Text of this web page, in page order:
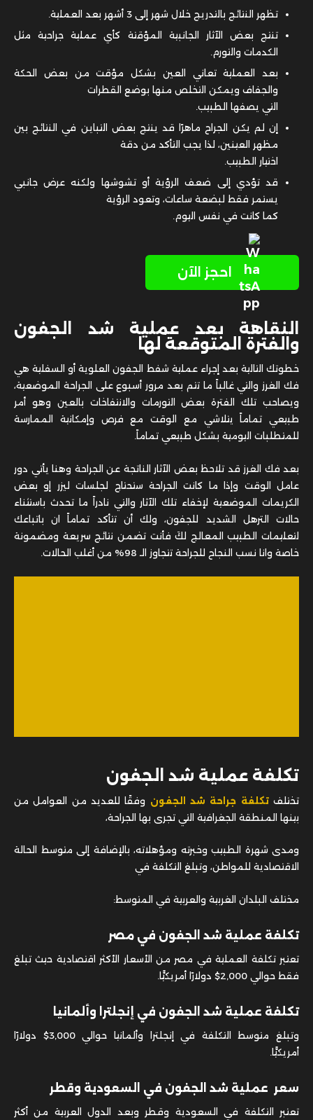
تظهر النتائج بالتدريج خلال شهر إلى 3 أشهر بعد العملية.
تنتج بعض الآثار الجانبية المؤقتة كأي عملية جراحية مثل
الكدمات والتورم.
بعد العملية تعاني العين بشكل مؤقت من بعض الحكة
والجفاف ويمكن التخلص منها بوضع القطرات
التي يصفها الطبيب.
إن لم يكن الجراح ماهرًا قد ينتج بعض التباين في النتائج بين
مظهر العينين، لذا يجب التأكد من دقة
اختيار الطبيب.
قد تؤدي إلى ضعف الرؤية أو تشوشها ولكنه عرض جانبي
يستمر فقط لبضعة ساعات، وتعود الرؤية
كما كانت في نفس اليوم.
احجز الآن
النقاهة بعد عملية شد الجفون
والفترة المتوقعة لها
خطوتك التالية بعد إجراء عملية شفط الجفون العلوية أو السفلية هي
فك الغرز والتي غالباً ما تتم بعد مرور أسبوع على الجراحة الموضعية،
ويصاحب تلك الفترة بعض التورمات والانتفاخات بالعين وهو أمر
طبيعي تماماً يتلاشي مع الوقت مع فرص وإمكانية الممارسة
للمتطلبات اليومية بشكل طبيعي تماماً.
بعد فك الغرز قد تلاحظ بعض الآثار الناتجة عن الجراحة وهنا يأتي دور
عامل الوقت وإذا ما كانت الجراحة ستحتاج لجلسات ليزر إو بعض
الكريمات الموضعية لإخفاء تلك الآثار والتي نادراً ما تحدث باستثناء
حالات الترهل الشديد للجفون، ولك أن تتأكد تماماً ان باتباعك
لتعليمات الطبيب المعالج لكَ فأنت تضمن نتائج سريعة ومضمونة
خاصة وانا نسب النجاح للجراحة تتجاوز الـ 98% من أغلب الحالات.
تكلفة عملية شد الجفون
تختلفتكلفة جراحة شد الجفون وفقًا للعديد من العوامل من
بينها المنطقة الجغرافية التي تجرى بها الجراحة،
ومدى شهرة الطبيب وخبرته ومؤهلاته، بالإضافة إلى متوسط الحالة
الاقتصادية للمواطن، وتبلغ التكلفة في
مختلف البلدان الغربية والعربية في المتوسط:
تكلفة عملية شد الجفون في مصر
تعتبر تكلفة العملية في مصر من الأسعار الأكثر اقتصادية حيث تبلغ
فقط حوالي 2,000$ دولارًا أمريكيًّا.
تكلفة عملية شد الجفون في إنجلترا وألمانيا
وتبلغ متوسط التكلفة في إنجلترا وألمانيا حوالي 3,000$ دولارًا
أمريكيًّا.
سعر عملية شد الجفون في السعودية وقطر
تعتبر التكلفة في السعودية وقطر وبعد الدول العربية من أكثر